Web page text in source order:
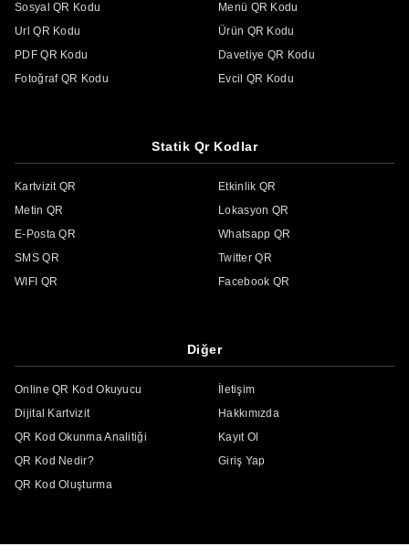
Sosyal QR Kodu
Url QR Kodu
PDF QR Kodu
Fotoğraf QR Kodu
Menü QR Kodu
Ürün QR Kodu
Davetiye QR Kodu
Evcil QR Kodu
Statik Qr Kodlar
Kartvizit QR
Metin QR
E-Posta QR
SMS QR
WIFI QR
Etkinlik QR
Lokasyon QR
Whatsapp QR
Twitter QR
Facebook QR
Diğer
Online QR Kod Okuyucu
Dijital Kartvizit
QR Kod Okunma Analitiği
QR Kod Nedir?
QR Kod Oluşturma
İletişim
Hakkımızda
Kayıt Ol
Giriş Yap